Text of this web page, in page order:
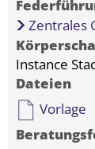
Zentrales
Instance
Dateien
Vorlage